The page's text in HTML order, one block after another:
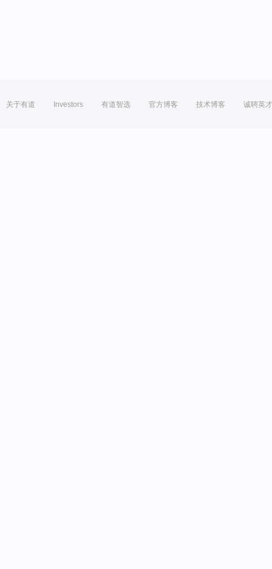
关于有道 Investors 有道智选 官方博客 技术博客 诚聘英才